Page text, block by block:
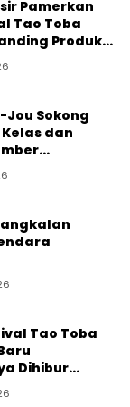
Pamerkan
Tao Toba
Produk
Jou Sokong
dan
Tao Toba
Dihibur